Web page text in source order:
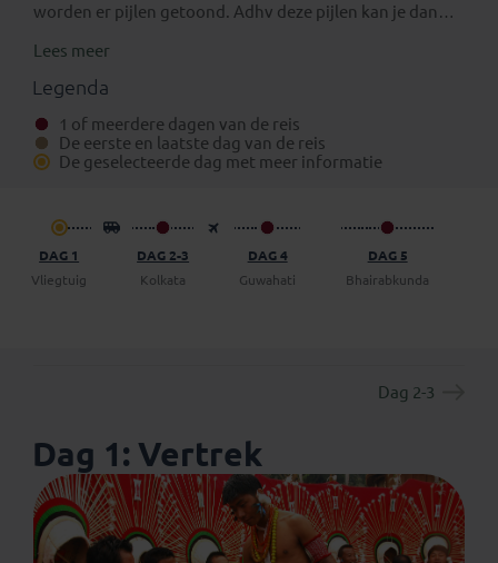
worden er pijlen getoond. Adhv deze pijlen kan je dan
Een verlenging voor na de reis
Eventuele standaard verlengingen van deze rondreis
kun je vinden onder het aparte tabblad ‘Verlengingen’.
Daarnaast is het mogelijk om bij boeking (in het
boekingsformulier) een vrijblijvend voorstel op te
vragen om een dag (of meer) op eigen gelegenheid de
Lees meer
Legenda
1 of meerdere dagen van de reis
De eerste en laatste dag van de reis
De geselecteerde dag met meer informatie
DAG 1
Vliegtuig
DAG 2-3
Kolkata
DAG 4
Guwahati
DAG 5
Bhairabkunda
Dag 2-3
Dag 1: Vertrek